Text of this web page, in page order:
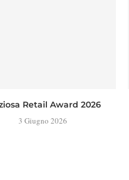
Retail Award 2026
3 Giugno 2026